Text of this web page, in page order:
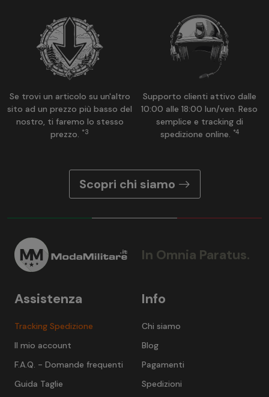
Se trovi un articolo su un'altro
sito ad un prezzo più basso del
nostro, ti faremo lo stesso
prezzo. *3
Supporto clienti attivo dalle
10:00 alle 18:00 lun/ven. Reso
semplice e tracking di
spedizione online. *4
Scopri chi siamo
In Omnia Paratus.
Info
Chi siamo
Blog
Pagamenti
Spedizioni
Assistenza
Tracking Spedizione
Il mio account
F.A.Q. - Domande frequenti
Guida Taglie